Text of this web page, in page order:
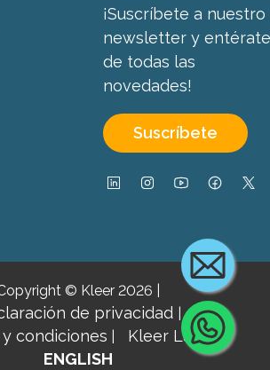
¡Suscríbete a nuestro
newsletter y entérate
de todas las
novedades!
Suscríbete
© Kleer 2026
de privacidad
condiciones Kleer Lab ↗ |
ENGLISH